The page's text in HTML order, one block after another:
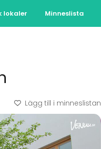
lokaler Minneslista
Lägg till i minneslistan